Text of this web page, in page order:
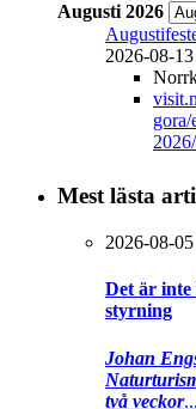
Augusti 2026
2026-08-13
gora/
Mest lästa
2026-08-
Det är
styrning
Johan
två veckor...